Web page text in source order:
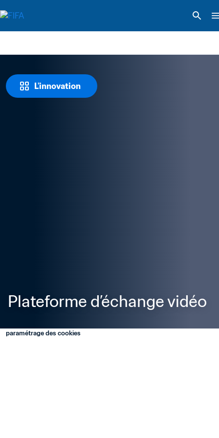
L'innovation
Plateforme d’échange vidéo
paramétrage des cookies